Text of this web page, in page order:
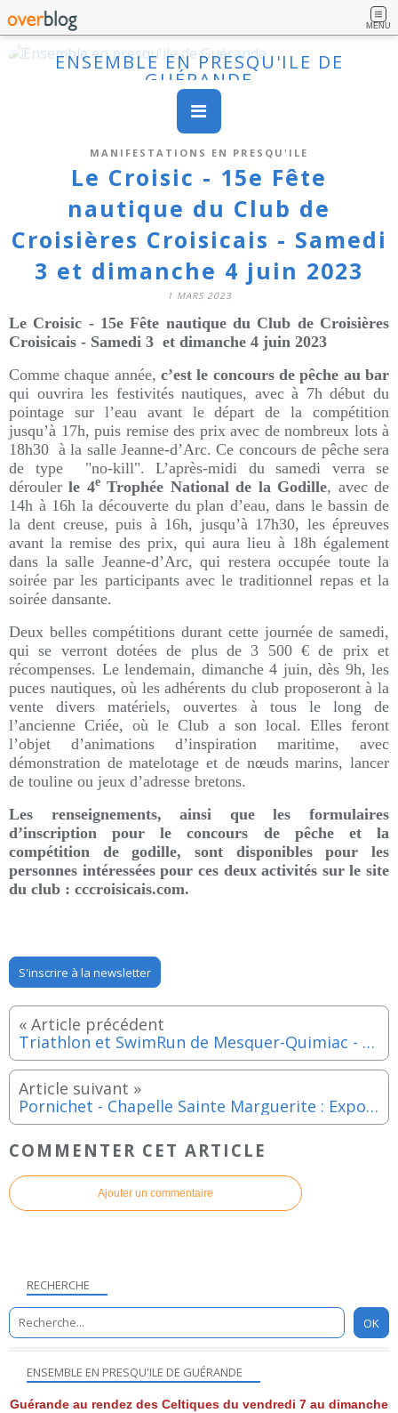
MENU
ENSEMBLE EN PRESQU'ILE DE
GUÉRANDE
MANIFESTATIONS EN PRESQU'ILE
Le Croisic - 15e Fête
nautique du Club de
Croisières Croisicais - Samedi
3 et dimanche 4 juin 2023
1 MARS 2023
Le Croisic - 15e Fête nautique du Club de Croisières
Croisicais - Samedi 3 et dimanche 4 juin 2023
Comme chaque année, c’est le concours de pêche au bar
qui ouvrira les festivités nautiques, avec à 7h début du
pointage sur l’eau avant le départ de la compétition
jusqu’à 17h, puis remise des prix avec de nombreux lots à
18h30 à la salle Jeanne-d’Arc. Ce concours de pêche sera
de type "no-kill". L’après-midi du samedi verra se
déroulerle 4eTrophée National de la Godille, avec de
14h à 16h la découverte du plan d’eau, dans le bassin de
la dent creuse, puis à 16h, jusqu’à 17h30, les épreuves
avant la remise des prix, qui aura lieu à 18h également
dans la salle Jeanne-d’Arc, qui restera occupée toute la
soirée par les participants avec le traditionnel repas et la
soirée dansante.
Deux belles compétitions durant cette journée de samedi,
qui se verront dotées de plus de 3 500 € de prix et
récompenses. Le lendemain, dimanche 4 juin, dès 9h, les
puces nautiques, où les adhérents du club proposeront à la
vente divers matériels, ouvertes à tous le long de
l’ancienne Criée, où le Club a son local. Elles feront
l’objet d’animations d’inspiration maritime, avec
démonstration de matelotage et de nœuds marins, lancer
de touline ou jeux d’adresse bretons.
Les renseignements, ainsi que les formulaires
d’inscription pour le concours de pêche et la
compétition de godille, sont disponibles pour les
personnes intéressées pour ces deux activités sur le site
du club : cccroisicais.com.
S'inscrire à la newsletter
Triathlon et SwimRun de Mesquer-Quimiac - Samedi 3 et dimanche 4 juin 2023
Pornichet - Chapelle Sainte Marguerite : Exposition de Martine Le Bidan du 29 mai au 4 juin 2023
COMMENTER CET ARTICLE
Ajouter un commentaire
RECHERCHE
ENSEMBLE EN PRESQU'ILE DE GUÉRANDE
Guérande au rendez des Celtiques du vendredi 7 au dimanche